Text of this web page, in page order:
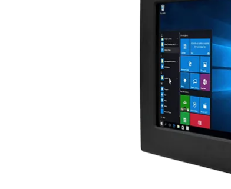
強固型機器人控制器
邊緣運算人工智慧移動電腦
智慧充電站解决方案